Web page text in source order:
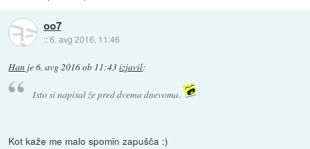
oo7
::6. avg 2016, 11:46
Han je6. avg 2016 ob 11:43izjavil:
Isto si napisal že pred dvema dnevoma.
Kot kaže me malo spomin zapušča :)